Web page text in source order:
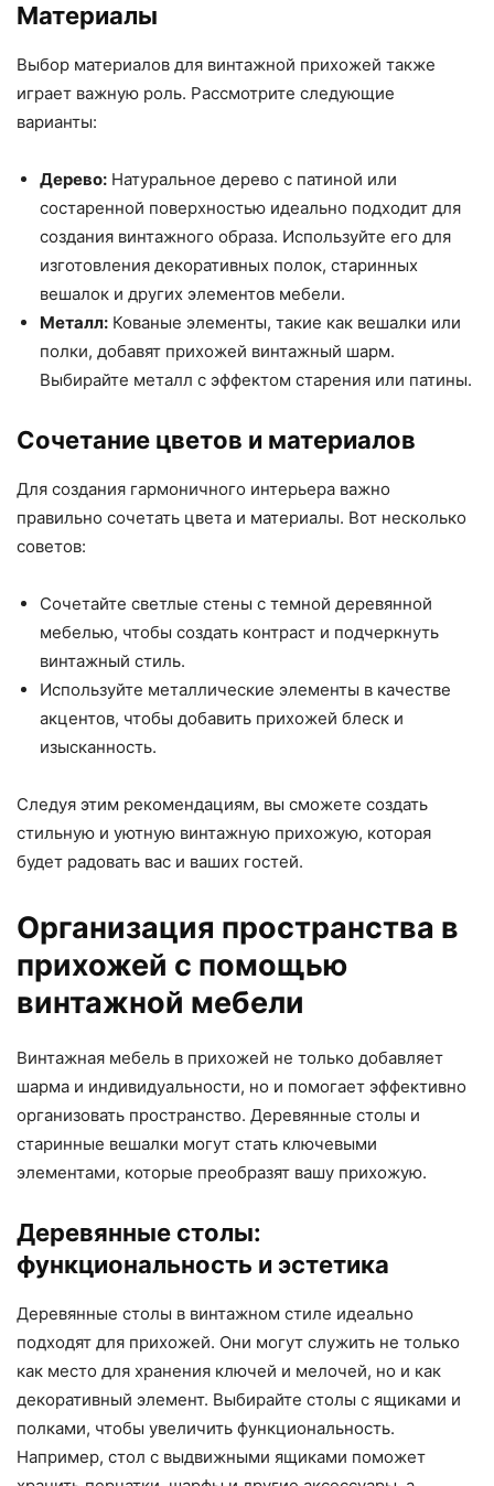
Материалы
Выбор материалов для винтажной прихожей также
играет важную роль. Рассмотрите следующие
варианты:
Дерево: Натуральное дерево с патиной или
состаренной поверхностью идеально подходит для
создания винтажного образа. Используйте его для
изготовления декоративных полок, старинных
вешалок и других элементов мебели.
Металл: Кованые элементы, такие как вешалки или
полки, добавят прихожей винтажный шарм.
Выбирайте металл с эффектом старения или патины.
Сочетание цветов и материалов
Для создания гармоничного интерьера важно
правильно сочетать цвета и материалы. Вот несколько
советов:
Сочетайте светлые стены с темной деревянной
мебелью, чтобы создать контраст и подчеркнуть
винтажный стиль.
Используйте металлические элементы в качестве
акцентов, чтобы добавить прихожей блеск и
изысканность.
Следуя этим рекомендациям, вы сможете создать
стильную и уютную винтажную прихожую, которая
будет радовать вас и ваших гостей.
Организация пространства в
прихожей с помощью
винтажной мебели
Винтажная мебель в прихожей не только добавляет
шарма и индивидуальности, но и помогает эффективно
организовать пространство. Деревянные столы и
старинные вешалки могут стать ключевыми
элементами, которые преобразят вашу прихожую.
Деревянные столы:
функциональность и эстетика
Деревянные столы в винтажном стиле идеально
подходят для прихожей. Они могут служить не только
как место для хранения ключей и мелочей, но и как
декоративный элемент. Выбирайте столы с ящиками и
полками, чтобы увеличить функциональность.
Например, стол с выдвижными ящиками поможет